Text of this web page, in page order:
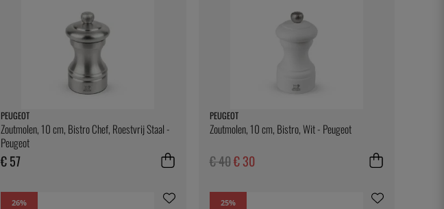
PEUGEOT
Zoutmolen, 10 cm, Bistro Chef, Roestvrij Staal -
Peugeot
€ 57
PEUGEOT
Zoutmolen, 10 cm, Bistro, Wit - Peugeot
€ 40€ 30
26% 25%